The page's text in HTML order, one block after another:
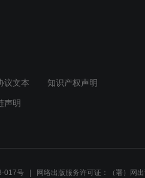
议文本 知识产权声明
声明
017号 网络出版服务许可证：（署）网